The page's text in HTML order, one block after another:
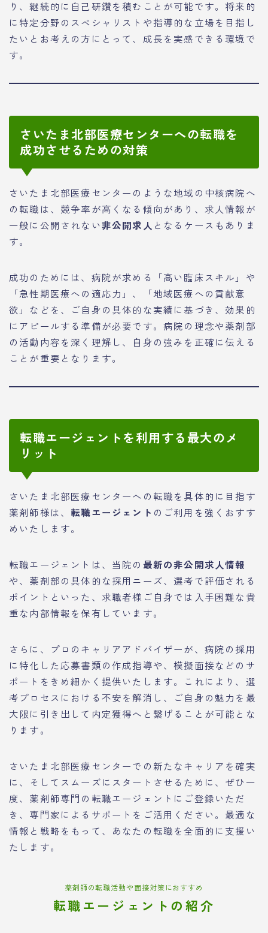
り、継続的に自己研鑽を積むことが可能です。将来的
に特定分野のスペシャリストや指導的な立場を目指し
たいとお考えの方にとって、成長を実感できる環境で
す。
さいたま北部医療センターへの転職を
成功させるための対策
さいたま北部医療センターのような地域の中核病院へ
の転職は、競争率が高くなる傾向があり、求人情報が
一般に公開されない非公開求人 となるケースもありま
す。
成功のためには、病院が求める「高い臨床スキル」や
「急性期医療への適応力」、「地域医療への貢献意
欲」などを、ご自身の具体的な実績に基づき、効果的
にアピールする準備が必要です。病院の理念や薬剤部
の活動内容を深く理解し、自身の強みを正確に伝える
ことが重要となります。
転職エージェントを利用する最大のメ
リット
さいたま北部医療センターへの転職を具体的に目指す
薬剤師様は、 転職エージェント のご利用を強くおすす
めいたします。
転職エージェントは、当院の 最新の非公開求人情報
や、薬剤部の具体的な採用ニーズ、選考で評価される
ポイントといった、求職者様ご自身では入手困難な貴
重な内部情報を保有しています。
さらに、プロのキャリアアドバイザーが、病院の採用
に特化した応募書類の作成指導や、模擬面接などのサ
ポートをきめ細かく提供いたします。これにより、選
考プロセスにおける不安を解消し、ご自身の魅力を最
大限に引き出して内定獲得へと繋げることが可能とな
ります。
さいたま北部医療センターでの新たなキャリアを確実
に、そしてスムーズにスタートさせるために、ぜひ一
度、薬剤師専門の転職エージェントにご登録いただ
き、専門家によるサポートをご活用ください。最適な
情報と戦略をもって、あなたの転職を全面的に支援い
たします。
薬剤師の転職活動や面接対策におすすめ
転職エージェントの紹介